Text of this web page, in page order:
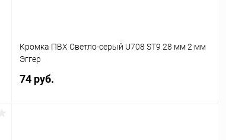
Кромка ПВХ Светло-серый U708 ST9 28 мм 2 мм
Эггер
74 руб.